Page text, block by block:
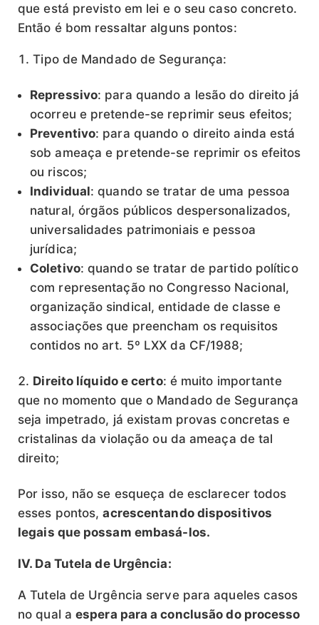
que está previsto em lei e o seu caso concreto.
Então é bom ressaltar alguns pontos:
Tipo de Mandado de Segurança:
Repressivo: para quando a lesão do direito já
ocorreu e pretende-se reprimir seus efeitos;
Preventivo: para quando o direito ainda está
sob ameaça e pretende-se reprimir os efeitos
ou riscos;
Individual: quando se tratar de uma pessoa
natural, órgãos públicos despersonalizados,
universalidades patrimoniais e pessoa
jurídica;
Coletivo: quando se tratar de partido político
com representação no Congresso Nacional,
organização sindical, entidade de classe e
associações que preencham os requisitos
contidos no art. 5º LXX da CF/1988;
Direito líquido e certo: é muito importante
que no momento que o Mandado de Segurança
seja impetrado, já existam provas concretas e
cristalinas da violação ou da ameaça de tal
direito;
Por isso, não se esqueça de esclarecer todos
esses pontos,acrescentando dispositivos
legais que possam embasá-los.
IV. Da Tutela de Urgência:
A Tutela de Urgência serve para aqueles casos
no qual a espera para a conclusão do processo